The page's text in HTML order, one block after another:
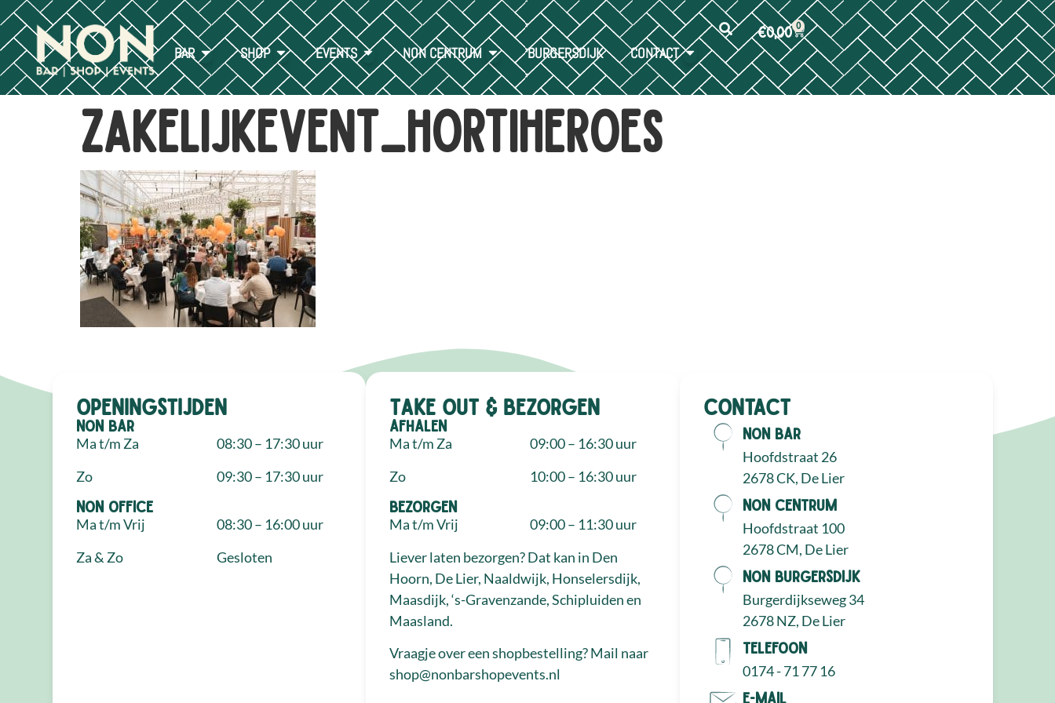
BAR SHOP EVENTS NON CENTRUM BURGERSDIJK CONTACT
€0,00 0
zakelijkevent_hortiheroes
Openingstijden
NON Bar
Ma t/m Za
Zo
08:30 – 17:30 uur
09:30 – 17:30 uur
NON Office
Ma t/m Vrij
Za & Zo
08:30 – 16:00 uur
Gesloten
Take out & bezorgen
Afhalen
Ma t/m Za
Zo
09:00 – 16:30 uur
10:00 – 16:30 uur
Bezorgen
Ma t/m Vrij
09:00 – 11:30 uur
Liever laten bezorgen? Dat kan in Den
Hoorn, De Lier, Naaldwijk, Honselersdijk,
Maasdijk, ‘s-Gravenzande, Schipluiden en
Maasland.
Vraagje over een shopbestelling? Mail naar
shop@nonbarshopevents.nl
Contact
NON Bar
Hoofdstraat 26
2678 CK, De Lier
NON Centrum
Hoofdstraat 100
2678 CM, De Lier
NON Burgersdijk
Burgerdijkseweg 34
2678 NZ, De Lier
Telefoon
0174 - 71 77 16
E-mail